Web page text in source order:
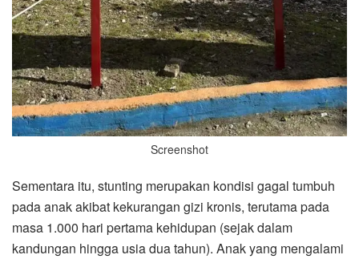
Screenshot
Sementara itu, stunting merupakan kondisi gagal tumbuh
pada anak akibat kekurangan gizi kronis, terutama pada
masa 1.000 hari pertama kehidupan (sejak dalam
kandungan hingga usia dua tahun). Anak yang mengalami